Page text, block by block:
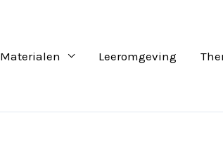
Materialen Leeromgeving